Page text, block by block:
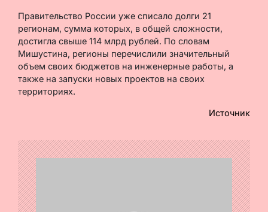
Правительство России уже списало долги 21
регионам, сумма которых, в общей сложности,
достигла свыше 114 млрд рублей. По словам
Мишустина, регионы перечислили значительный
объем своих бюджетов на инженерные работы, а
также на запуски новых проектов на своих
территориях.
Источник